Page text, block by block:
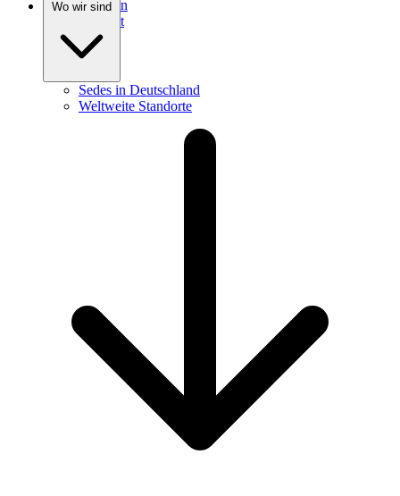
Spenden
Kontakt
Wo wir sind
Sedes in Deutschland
Weltweite Standorte